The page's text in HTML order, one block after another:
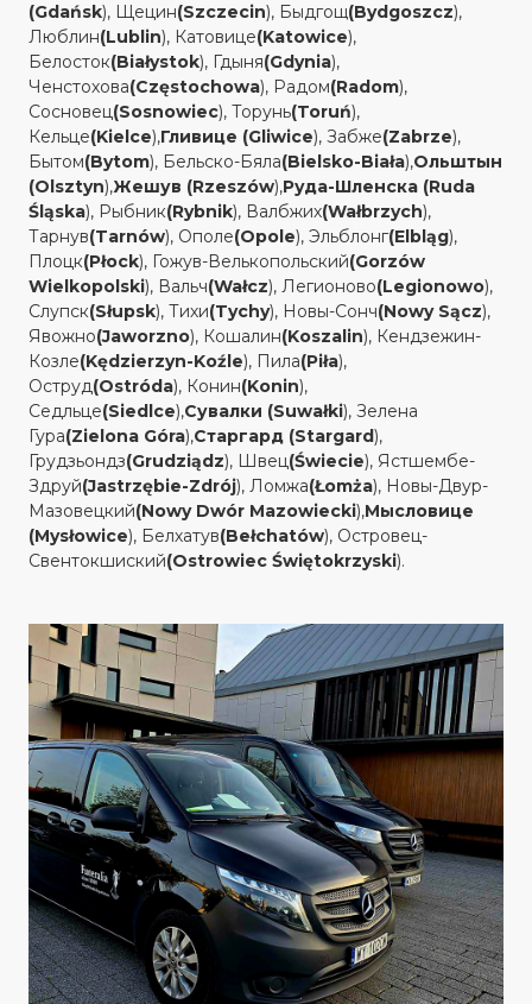
(Gdańsk), Щецин(Szczecin), Быдгощ(Bydgoszcz),
Люблин(Lublin), Катовице(Katowice),
Белосток(Białystok), Гдыня(Gdynia),
Ченстохова(Częstochowa), Радом(Radom),
Сосновец(Sosnowiec), Торунь(Toruń),
Кельце(Kielce),Гливице (Gliwice), Забже(Zabrze),
Бытом(Bytom), Бельско-Бяла(Bielsko-Biała),Ольштын
(Olsztyn),Жешув (Rzeszów),Руда-Шленска (Ruda
Śląska), Рыбник(Rybnik), Валбжих(Wałbrzych),
Тарнув(Tarnów), Ополе(Opole), Эльблонг(Elbląg),
Плоцк(Płock), Гожув-Велькопольский(Gorzów
Wielkopolski), Вальч(Wałcz), Легионово(Legionowo),
Слупск(Słupsk), Тихи(Tychy), Новы-Сонч(Nowy Sącz),
Явожно(Jaworzno), Кошалин(Koszalin), Кендзежин-
Козле(Kędzierzyn-Koźle), Пила(Piła),
Оструд(Ostróda), Конин(Konin),
Седльце(Siedlce),Сувалки (Suwałki), Зелена
Гура(Zielona Góra),Старгард (Stargard),
Грудзьондз(Grudziądz), Швец(Świecie), Ястшембе-
Здруй(Jastrzębie-Zdrój), Ломжа(Łomża), Новы-Двур-
Мазовецкий(Nowy Dwór Mazowiecki),Мысловице
(Mysłowice), Белхатув(Bełchatów), Островец-
Свентокшиский(Ostrowiec Świętokrzyski).